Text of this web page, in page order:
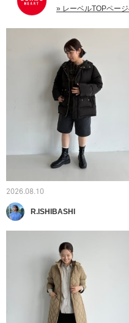
» レーベルTOPペー
2026.08.10
R.ISHIBASHI